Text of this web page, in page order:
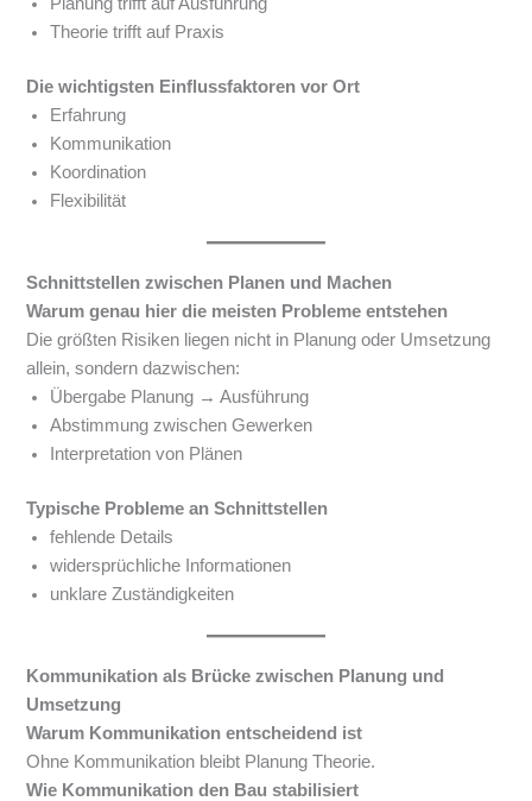
Planung trifft auf Ausführung
Theorie trifft auf Praxis
Die wichtigsten Einflussfaktoren vor Ort
Erfahrung
Kommunikation
Koordination
Flexibilität
Schnittstellen zwischen Planen und Machen
Warum genau hier die meisten Probleme entstehen
Die größten Risiken liegen nicht in Planung oder Umsetzung
allein, sondern dazwischen:
Übergabe Planung → Ausführung
Abstimmung zwischen Gewerken
Interpretation von Plänen
Typische Probleme an Schnittstellen
fehlende Details
widersprüchliche Informationen
unklare Zuständigkeiten
Kommunikation als Brücke zwischen Planung und
Umsetzung
Warum Kommunikation entscheidend ist
Ohne Kommunikation bleibt Planung Theorie.
Wie Kommunikation den Bau stabilisiert